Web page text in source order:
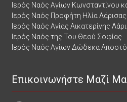
Ιερός Ναός Αγίων Κωνσταντίνου
Ιερός Ναός Προφήτη Ηλία Λάρισας
Ιερός Ναός Αγίας Αικατερίνης
Ιερός Ναός της Του Θεού Σοφίας
Ιερός Ναός Αγίων Δώδεκα
Επικοινωνήστε Μαζί